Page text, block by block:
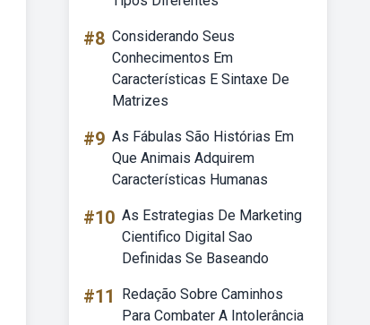
#8 Considerando Seus
Conhecimentos Em
Características E Sintaxe De
Matrizes
#9 As Fábulas São Histórias Em
Que Animais Adquirem
Características Humanas
#10 As Estrategias De Marketing
Cientifico Digital Sao
Definidas Se Baseando
#11
Redação Sobre Caminhos
Para Combater A Intolerância